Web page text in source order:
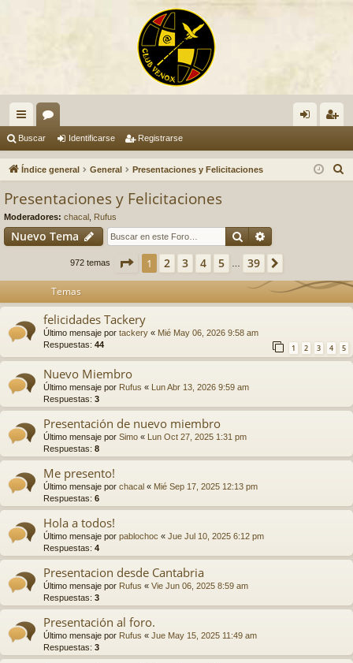
nl
ac
pi
s
or
os nti ist
Buscar Identificarse Registrarse
Índice general General Presentaciones y Felicitaciones
Presentaciones y Felicitaciones
Moderadores: chacal Rufus
Nuevo Tema Buscar
972 temas Página de 39
1 2 3 4 5 39
Temas
felicidades Tackery
Último mensaje por tackery « Mié May 06, 2026 9:58 am
Respuestas: 44 1 2 3 4 5
Nuevo Miembro
Último mensaje por Rufus « Lun Abr 13, 2026 9:59 am
Respuestas: 3
Presentación de nuevo miembro
Último mensaje por Simo « Lun Oct 27, 2025 1:31 pm
Respuestas: 8
Me presento!
Último mensaje por chacal « Mié Sep 17, 2025 12:13 pm
Respuestas: 6
Hola a todos!
Último mensaje por pablochoc « Jue Jul 10, 2025 6:12 pm
Respuestas: 4
Presentacion desde Cantabria
Último mensaje por Rufus « Vie Jun 06, 2025 8:59 am
Respuestas: 3
Presentación al foro.
Último mensaje por Rufus « Jue May 15, 2025 11:49 am
Respuestas: 3